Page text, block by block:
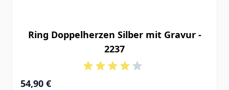
Ring Doppelherzen Silber mit Gravur -
2237
54,90 €